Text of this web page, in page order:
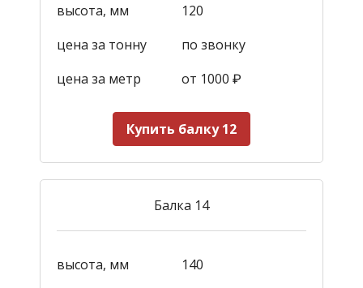
высота, мм
120
цена за тонну
по звонку
цена за метр
от 1000 ₽
Купить балку 12
Балка 14
высота, мм
140